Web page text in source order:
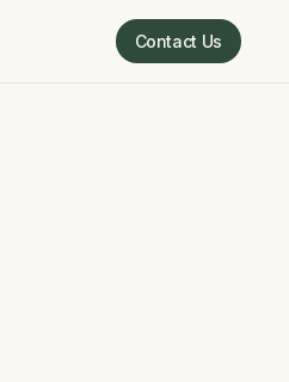
Contact Us
Contact Us